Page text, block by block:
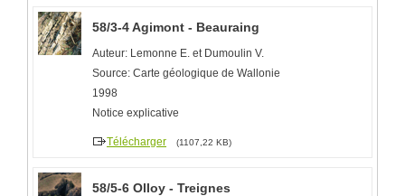
58/3-4 Agimont - Beauraing
Auteur: Lemonne E. et Dumoulin V.
Source: Carte géologique de Wallonie
1998
Notice explicative
Télécharger (1107,22 KB)
58/5-6 Olloy - Treignes